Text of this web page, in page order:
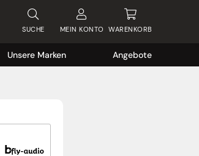
SUCHE MEIN KONTO WARENKORB
Unsere Marken Angebote